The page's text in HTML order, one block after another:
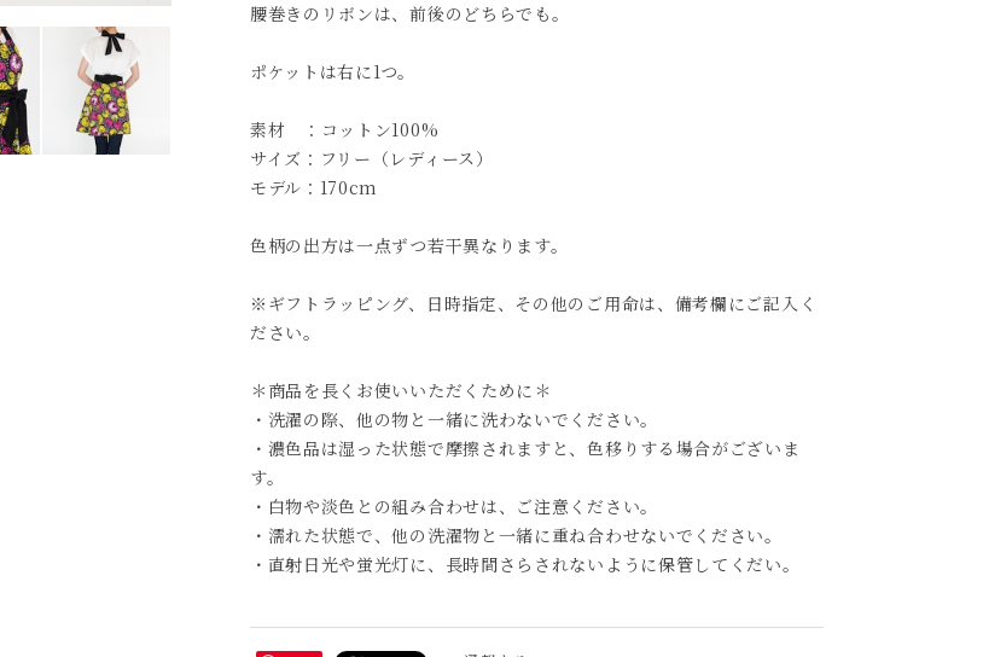
腰巻きのリボンは、前後のどちらでも。
ポケットは右に1つ。
素材 ：コットン100%
サイズ：フリー（レディース）
モデル：170cm
色柄の出方は一点ずつ若干異なります。
※ギフトラッピング、日時指定、その他のご用命は、備考欄にご記入く
ださい。
＊商品を長くお使いいただくために＊
・洗濯の際、他の物と一緒に洗わないでください。
・濃色品は湿った状態で摩擦されますと、色移りする場合がございま
す。
・白物や淡色との組み合わせは、ご注意ください。
・濡れた状態で、他の洗濯物と一緒に重ね合わせないでください。
・直射日光や蛍光灯に、長時間さらされないように保管してくだい。